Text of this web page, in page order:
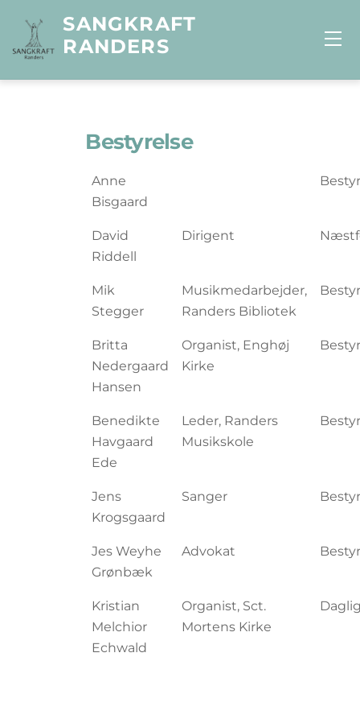
content
SANGKRAFT
RANDERS
Bestyrelse
Anne
Bisgaard
David
Riddell
Dirigent
Mik
Stegger
Musikmedarbejder,
Randers Bibliotek
Britta
Nedergaard
Hansen
Organist, Enghøj
Kirke
Benedikte
Havgaard
Ede
Leder, Randers
Musikskole
Jens
Krogsgaard
Sanger
Jes Weyhe
Grønbæk
Advokat
Kristian
Melchior
Echwald
Organist, Sct.
Mortens Kirke